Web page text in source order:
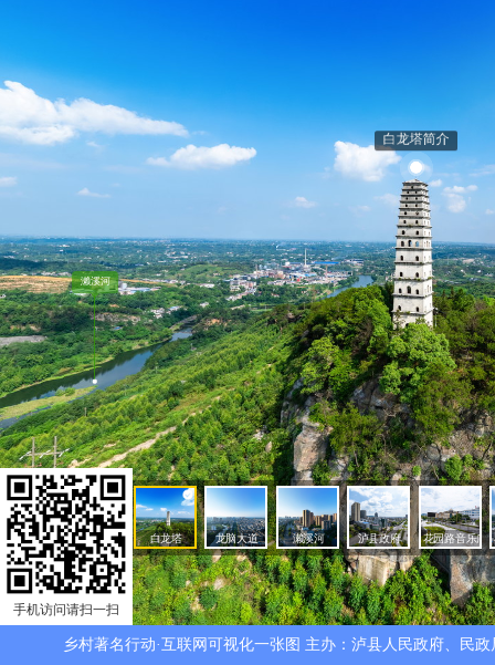
乡村著名行动·互联网可视化一张图 主办：泸县人民政府、民
手机访问请扫一扫